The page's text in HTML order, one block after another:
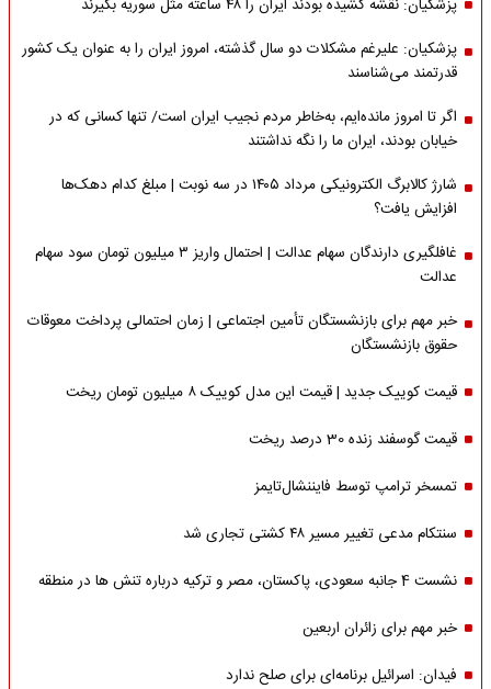
پزشکیان: نقشه کشیده بودند ایران را ۴۸ ساعته مثل سوریه بگیرند
پزشکیان: علیرغم مشکلات دو سال گذشته، امروز ایران را به عنوان یک کشور
قدرتمند می‌شناسند
اگر تا امروز مانده‌ایم، به‌خاطر مردم نجیب ایران است/ تنها کسانی که در
خیابان بودند، ایران ما را نگه نداشتند
شارژ کالابرگ الکترونیکی مرداد ۱۴۰۵ در سه نوبت | مبلغ کدام دهک‌ها
افزایش یافت؟
غافلگیری دارندگان سهام عدالت | احتمال واریز ۳ میلیون تومان سود سهام
عدالت
خبر مهم برای بازنشستگان تأمین اجتماعی | زمان احتمالی پرداخت معوقات
حقوق بازنشستگان
قیمت کوییک جدید | قیمت این مدل کوییک ۸ میلیون تومان ریخت
قیمت گوسفند زنده 30 درصد ریخت
تمسخر ترامپ توسط فایننشال‌تایمز
سنتکام مدعی تغییر مسیر ۴۸ کشتی تجاری شد
نشست 4 جانبه سعودی، پاکستان، مصر و ترکیه درباره تنش ها در منطقه
خبر مهم برای زائران اربعین
فیدان: اسرائیل برنامه‌ای برای صلح ندارد